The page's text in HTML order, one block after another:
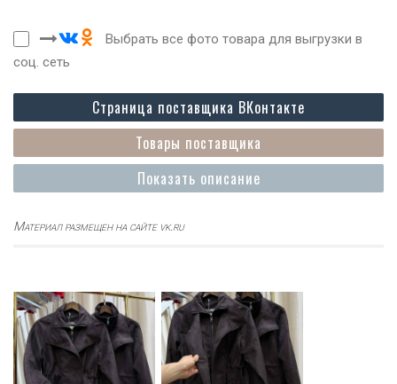
Выбрать все фото товара для выгрузки в
соц. сеть
Показать описание
Товары поставщика
Страница поставщика ВКонтакте
Материал размещен на сайте vk.ru